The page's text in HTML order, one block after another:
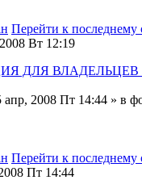
Перейти к
Вт 12:19
ДЛЯ ВЛАДЕЛЬЦЕВ
апр, 2008 Пт 14:44 » в
Перейти к
Пт 14:44